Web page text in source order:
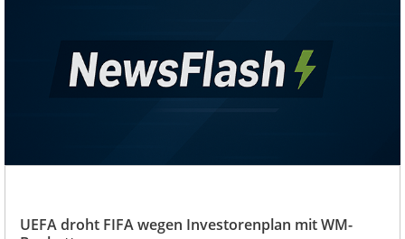
UEFA droht FIFA wegen Investorenplan mit WM-